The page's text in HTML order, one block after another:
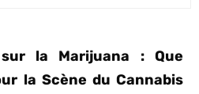
la Marijuana : Que
la Scène du Cannabis